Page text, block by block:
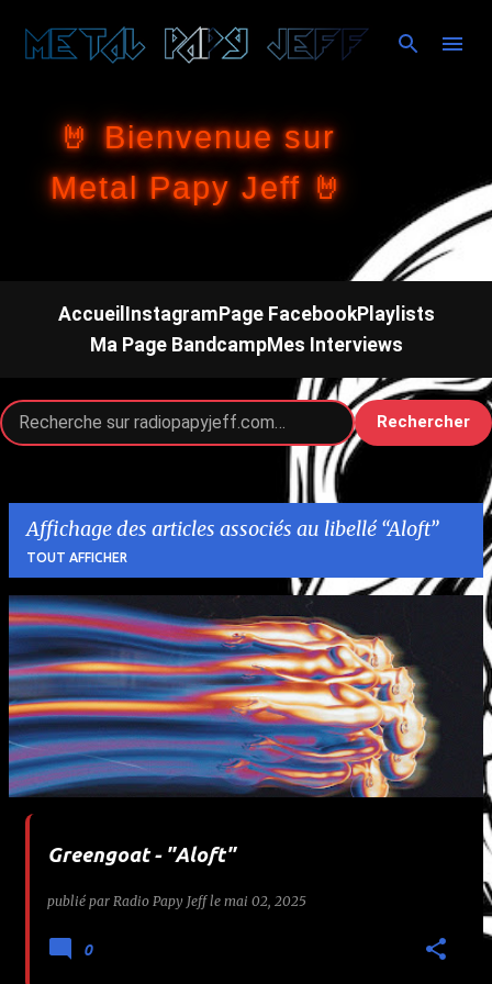
Accéder au contenu principal
🤘 Bienvenue sur
Metal Papy Jeff 🤘
Accueil InstagramPage FacebookPlaylists
Ma Page BandcampMes Interviews
Rechercher
Affichage des articles associés au libellé Aloft
TOUT AFFICHER
A
r
c
Greengoat - "Aloft"
publié par Radio Papy Jeff le mai 02, 2025
0